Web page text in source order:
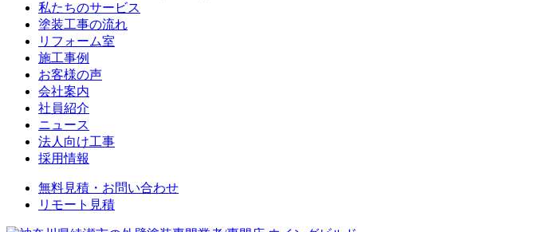
私たちのサービス
塗装工事の流れ
リフォーム室
施工事例
お客様の声
会社案内
社員紹介
ニュース
法人向け工事
採用情報
無料見積・お問い合わせ
リモート見積